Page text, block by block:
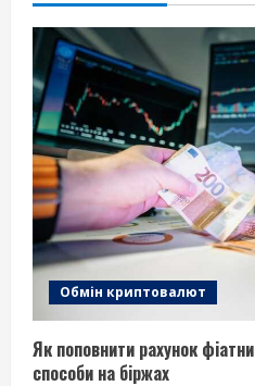
Обмін криптовалют
Як поповнити рахунок
способи на біржах